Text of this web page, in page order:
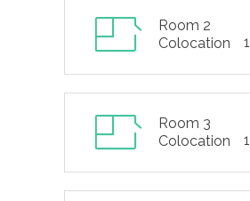
Room 2
Colocation
Room 3
Colocation